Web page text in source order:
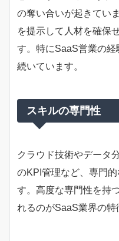
の奪い合いが起きてい
を提示して人材を確保
す。特にSaaS営業の
続いています。
スキルの専門性
クラウド技術やデータ
のKPI管理など、専門
す。高度な専門性を持
れるのがSaaS業界の特